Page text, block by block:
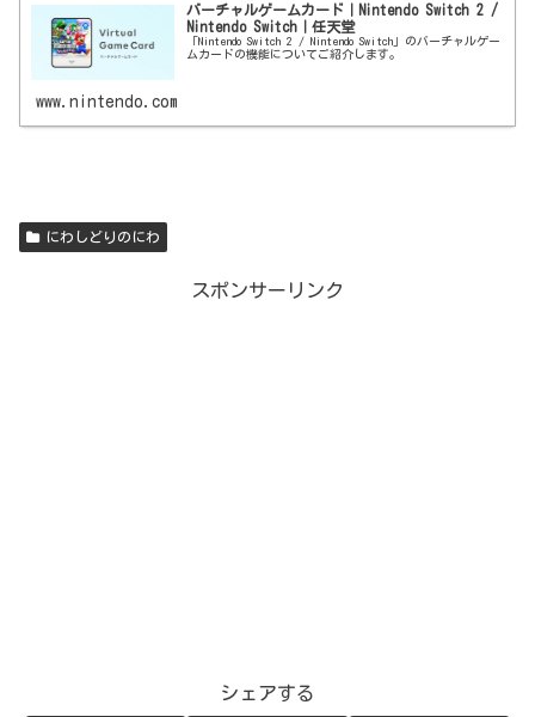
バーチャルゲームカード｜Nintendo Switch 2 /
Nintendo Switch｜任天堂
「Nintendo Switch 2 / Nintendo Switch」のバーチャルゲー
ムカードの機能についてご紹介します。
www.nintendo.com
にわしどりのにわ
スポンサーリンク
シェアする